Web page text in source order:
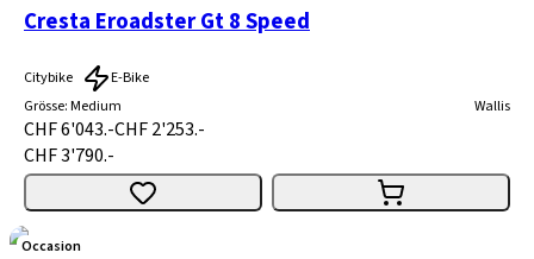
Cresta Eroadster Gt 8 Speed
Citybike
E-Bike
Grösse:Medium Wallis
CHF 6'043.-CHF 2'253.-
CHF 3'790.-
Occasion